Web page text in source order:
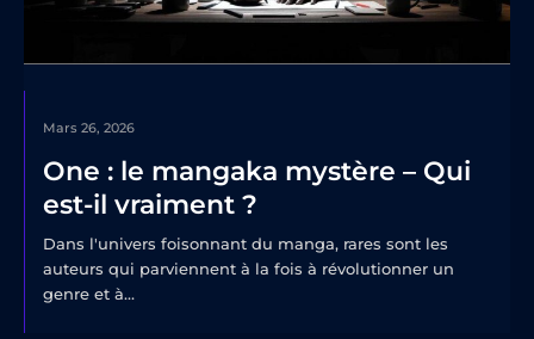
Mars 26, 2026
One : le mangaka mystère – Qui
est-il vraiment ?
Dans l'univers foisonnant du manga, rares sont les
auteurs qui parviennent à la fois à révolutionner un
genre et à...